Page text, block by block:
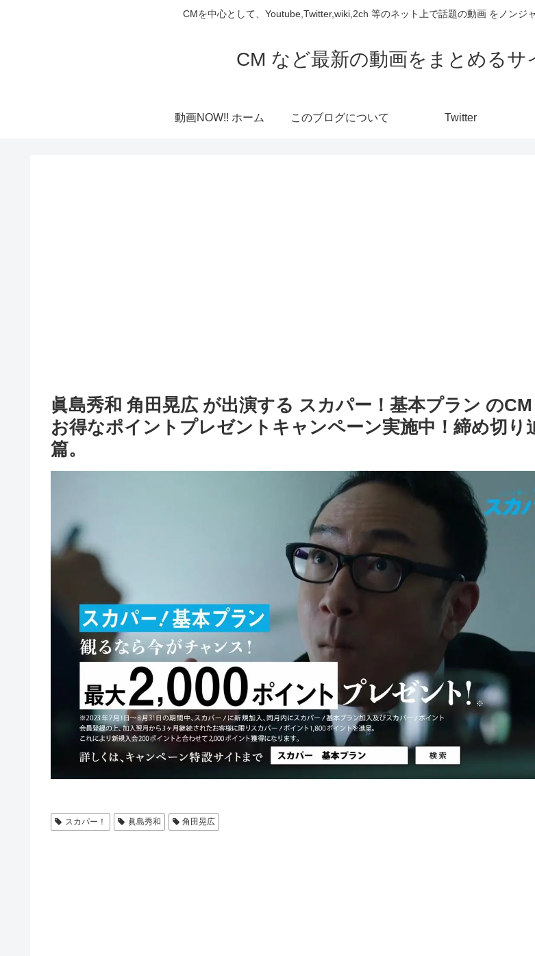
CMを中心として、Youtube,Twitter,wiki,2ch 等のネット上で話題の動画 をノンジ
CM など最新の動画をまとめるサ
動画NOW!! ホーム このブログについて Twitter
眞島秀和 角田晃広 が出演する スカパー！基本プラン のCM
お得なポイントプレゼントキャンペーン実施中！締め切り
篇。
スカパー！ 眞島秀和 角田晃広